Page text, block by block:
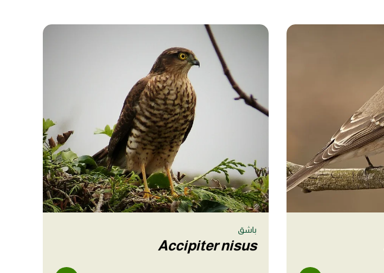
باشق
Accipiter nisus